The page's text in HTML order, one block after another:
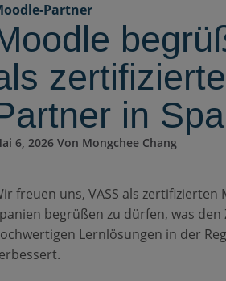
Partner
in
6, 2026 Von Mongchee Chang
freuen uns, VASS als zertifizierten
begrüßen zu dürfen, was den
Lernlösungen in der